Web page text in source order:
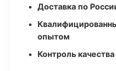
Доставка по
опытом
Контроль